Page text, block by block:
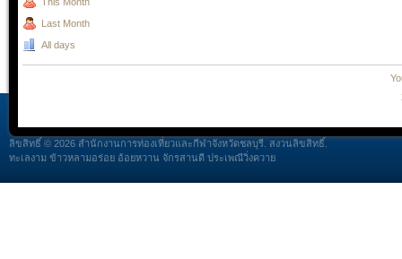
Last Month
All days
ลิขสิทธิ์ © 2026 สำนักงานการท่องเที่ยวและกีฬาจังหวัดชลบุรี. สงวนลิขสิทธิ์.
ทะเลงาม ข้าวหลามอร่อย อ้อยหวาน จักรสานดี ประเพณีวิ่งควาย